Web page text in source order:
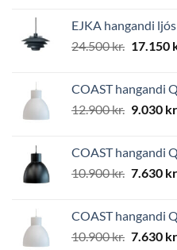
2.794 kr..
EJKA hangandi
24.500kr. Original
24.500
17.150
COAST hangandi
12.900kr. Original
12.900
9.030
COAST hangandi
10.900kr. Original
10.900
7.630
COAST hangandi
10.900kr. Original
7.630